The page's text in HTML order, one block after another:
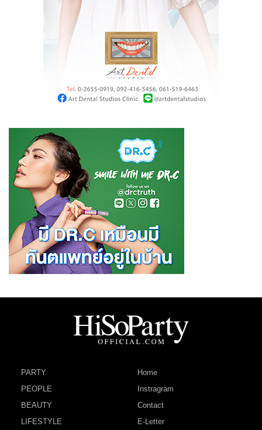
PARTY
PEOPLE
BEAUTY
LIFESTYLE
Home
Instragram
Contact
E-Letter